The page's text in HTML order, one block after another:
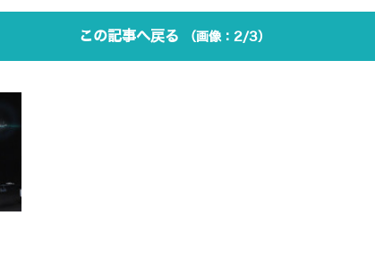
この記事へ戻る 2/3